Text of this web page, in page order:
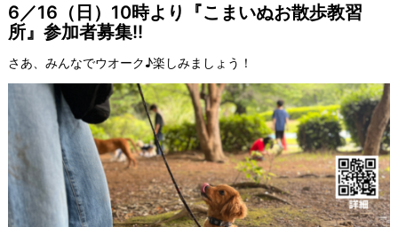
6／16（日）10時より『こまいぬお散歩教習
所』参加者募集!!
さあ、みんなでウオーク♪楽しみましょう！